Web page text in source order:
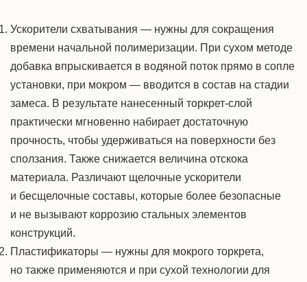
Ускорители схватывания — нужны для сокращения
времени начальной полимеризации. При сухом методе
добавка впрыскивается в водяной поток прямо в сопле
установки, при мокром — вводится в состав на стадии
замеса. В результате нанесенный торкрет-слой
практически мгновенно набирает достаточную
прочность, чтобы удерживаться на поверхности без
сползания. Также снижается величина отскока
материала. Различают щелочные ускорители
и бесщелочные составы, которые более безопасные
и не вызывают коррозию стальных элементов
конструкций.
Пластификаторы — нужны для мокрого торкрета,
но также применяются и при сухой технологии для